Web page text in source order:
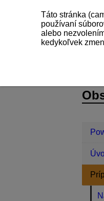
Táto stránka
používaní
alebo
kedykoľvek